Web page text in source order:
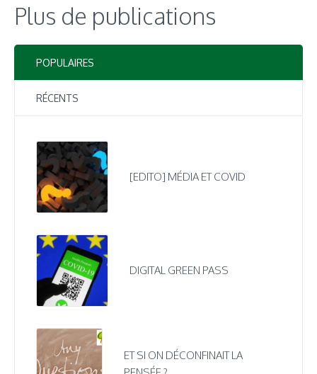
Plus de publications
POPULAIRES
RÉCENTS
[EDITO] MÉDIA ET COVID
DIGITAL GREEN PASS
ET SI ON DÉCONFINAIT LA